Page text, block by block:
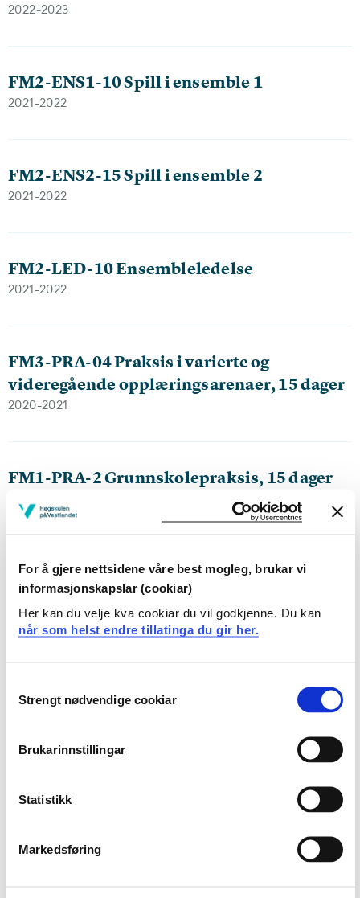
For å gjere nettsidene våre best mogleg, brukar vi
informasjonskapslar (cookiar)
Her kan du velje kva cookiar du vil godkjenne. Du kan
når som helst endre tillatinga du gir her.
Selection
Strengt nødvendige cookiar
Brukarinnstillingar
Statistikk
Markedsføring
2022-2023
FM2-ENS1-10 Spill i ensemble 1
2021-2022
FM2-ENS2-15 Spill i ensemble 2
2021-2022
FM2-LED-10 Ensembleledelse
2021-2022
FM3-PRA-04 Praksis i varierte og
videregående opplæringsarenaer, 15 dager
2020-2021
FM1-PRA-2 Grunnskolepraksis, 15 dager
FM1-PRA-1 Grunnskolepraksis, 15 dager
2020-2021
2021-2022
metode